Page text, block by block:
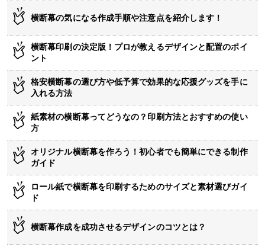
横断幕の気になる作成手順や注意点を紹介します！
横断幕印刷の決定版！プロが教えるデザインと配置のポイ
ント
格安横断幕の選び方や低予算で効果的な応援グッズを手に
入れる方法
紙素材の横断幕ってどうなの？印刷方法とおすすめの使い
方
オリジナル横断幕を作ろう！初心者でも簡単にできる制作
ガイド
ロール紙で横断幕を印刷するためのサイズと素材選びガイ
ド
横断幕作成を成功させるデザインのコツとは？